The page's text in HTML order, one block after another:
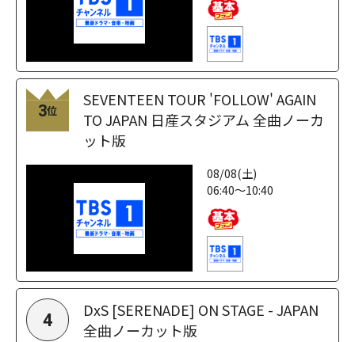
3位
SEVENTEEN TOUR 'FOLLOW' AGAIN
TO JAPAN 日産スタジアム 全曲ノーカ
ット版
08/08(土)
06:40～10:40
4
DxS [SERENADE] ON STAGE - JAPAN
全曲ノーカット版